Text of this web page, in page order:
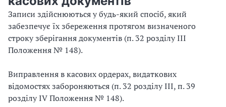
Записи здійснюються у будь-який спосіб, який
забезпечує їх збереження протягом визначеного
строку зберігання документів (п. 32 розділу ІІІ
Положення № 148).
Виправлення в касових ордерах, видаткових
відомостях забороняються (п. 32 розділу ІІІ, п. 39
розділу IV Положення № 148).